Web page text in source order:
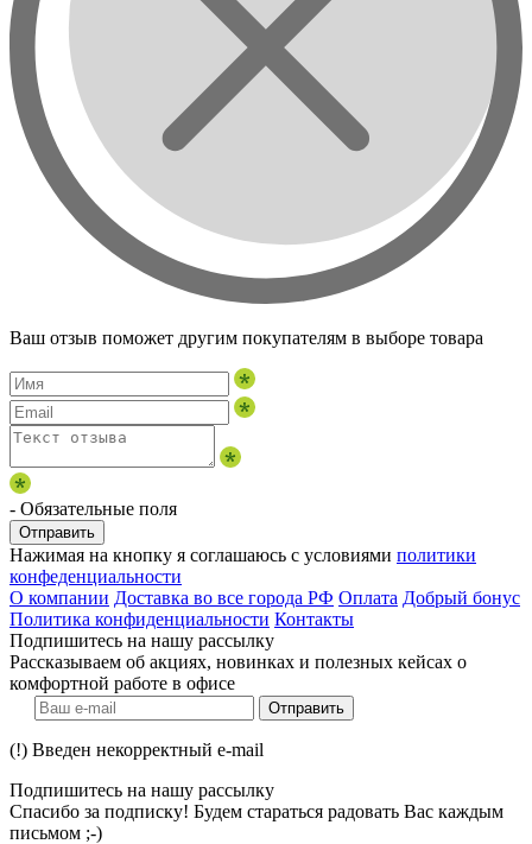
Ваш отзыв поможет другим покупателям в выборе товара
- Обязательные поля
Отправить
Нажимая на кнопку я соглашаюсь с условиями политики
конфеденциальности
О компании Доставка во все города РФ Оплата Добрый бонус
Политика конфиденциальности Контакты
Подпишитесь на нашу рассылку
Рассказываем об акциях, новинках и полезных кейсах о
комфортной работе в офисе
Отправить
(!) Введен некорректный e-mail
Подпишитесь на нашу рассылку
Спасибо за подписку! Будем стараться радовать Вас каждым
письмом ;-)